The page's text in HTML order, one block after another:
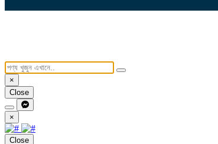
×
Close
×
Close